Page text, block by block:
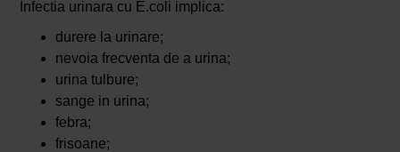
Infectia urinara cu E.coli implica:
durere la urinare;
nevoia frecventa de a urina;
urina tulbure;
sange in urina;
febra;
frisoane;